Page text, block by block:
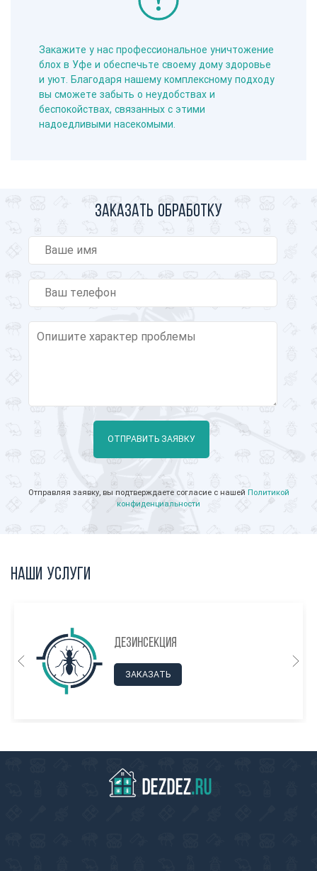
Закажите у нас профессиональное уничтожение
блох в Уфе и обеспечьте своему дому здоровье
и уют. Благодаря нашему комплексному подходу
вы сможете забыть о неудобствах и
беспокойствах, связанных с этими
надоедливыми насекомыми.
Заказать обработку
ОТПРАВИТЬ ЗАЯВКУ
Отправляя заявку, вы подтверждаете согласие с нашей Политикой
конфиденциальности
Наши услуги
Дезинсекция
ЗАКАЗАТЬ